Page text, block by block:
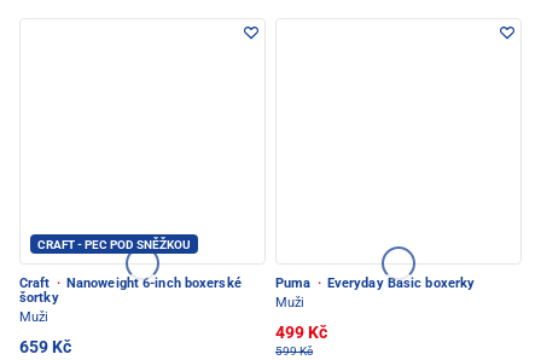
CRAFT - PEC POD SNĚŽKOU
Craft · Nanoweight 6-inch boxerské
šortky
Muži
659 Kč
Puma · Everyday Basic boxerky
Muži
499 Kč
599 Kč